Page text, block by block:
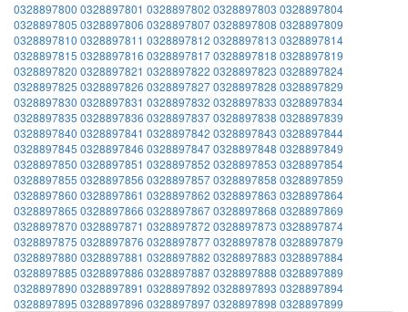
0328897800 0328897801 0328897802 0328897803 0328897804
0328897805 0328897806 03288978070328897808 0328897809
0328897810 0328897811 0328897812 0328897813 0328897814
0328897815 0328897816 03288978170328897818 0328897819
0328897820 0328897821 0328897822 0328897823 0328897824
0328897825 0328897826 03288978270328897828 0328897829
0328897830 0328897831 0328897832 0328897833 0328897834
0328897835 0328897836 03288978370328897838 0328897839
0328897840 0328897841 0328897842 0328897843 0328897844
0328897845 0328897846 03288978470328897848 0328897849
0328897850 0328897851 0328897852 0328897853 0328897854
0328897855 0328897856 03288978570328897858 0328897859
0328897860 0328897861 0328897862 0328897863 0328897864
0328897865 0328897866 03288978670328897868 0328897869
0328897870 0328897871 0328897872 0328897873 0328897874
0328897875 0328897876 03288978770328897878 0328897879
0328897880 0328897881 0328897882 0328897883 0328897884
0328897885 0328897886 03288978870328897888 0328897889
0328897890 0328897891 0328897892 0328897893 0328897894
0328897895 0328897896 03288978970328897898 0328897899